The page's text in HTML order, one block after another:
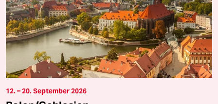
12. – 20. September 2026